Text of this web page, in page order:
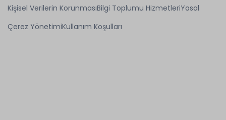
Kişisel Verilerin KorunmasıBilgi Toplumu HizmetleriYasal
Çerez YönetimiKullanım Koşulları